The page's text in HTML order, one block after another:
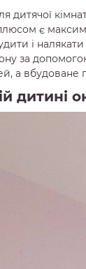
є
і
за
а вбудоване
дитині